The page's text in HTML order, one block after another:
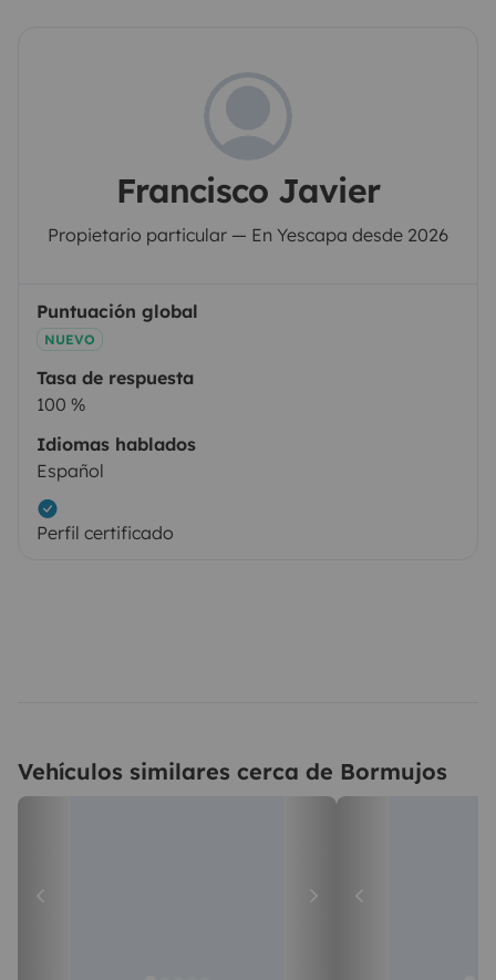
Francisco Javier
Propietario particular — En Yescapa desde 2026
Puntuación global
NUEVO
Tasa de respuesta
100 %
Idiomas hablados
Español
Perfil certificado
Vehículos similares cerca de Bormujos